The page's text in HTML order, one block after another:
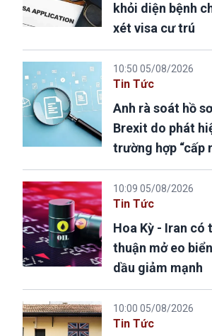
khỏi diện bệnh
xét visa cư trú
10:50 05/08/2026
Tin Tức
Anh rà soát hồ
Brexit do phát
trường hợp “cấp
10:09 05/08/2026
Tin Tức
Hoa Kỳ - Iran có
thuận mở eo
dầu giảm mạnh
10:00 05/08/2026
Tin Tức